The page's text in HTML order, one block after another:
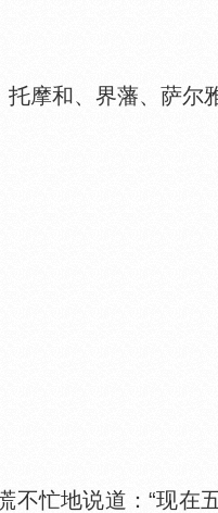
和、界藩、萨尔
忙地说道：“现在